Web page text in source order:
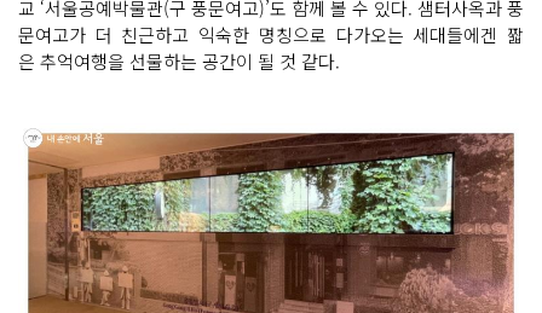
교 ‘서울공예박물관(구 풍문여고)’도 함께 볼 수 있다. 샘터사옥과 풍
문여고가 더 친근하고 익숙한 명칭으로 다가오는 세대들에겐 짧
은 추억여행을 선물하는 공간이 될 것 같다.